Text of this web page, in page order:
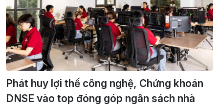
Phát huy lợi thế công nghệ, Chứng khoán
DNSE vào top đóng góp ngân sách nhà